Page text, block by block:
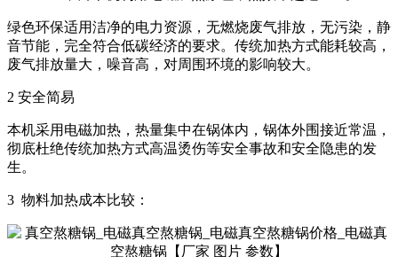
绿色环保适用洁净的电力资源，无燃烧废气排放，无污染，静
音节能，完全符合低碳经济的要求。传统加热方式能耗较高，
废气排放量大，噪音高，对周围环境的影响较大。
2 安全简易
本机采用电磁加热，热量集中在锅体内，锅体外围接近常温，
彻底杜绝传统加热方式高温烫伤等安全事故和安全隐患的发
生。
3 物料加热成本比较：